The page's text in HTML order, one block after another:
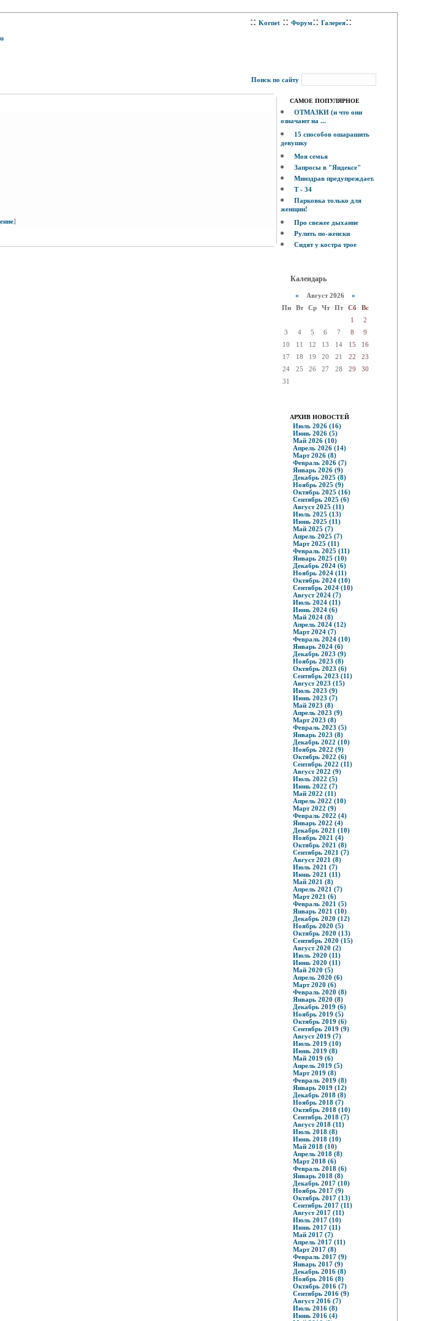
:: Kornet :: Форум:: Галерея::
Поиск по сайту
]
САМОЕ ПОПУЛЯРНОЕ
ОТМАЗКИ (и что они
означают на ...
15 способов ошарашить
девушку
Моя семья
Запросы в "Яндексе"
Минздрав предупреждает.
Т - 34
Парковка только для
женщин!
Про свежее дыхание
Рулить по-женски
Сидят у костра трое
Календарь
« Август 2026 »
Пн
Вт Ср Чт Пт Сб
Вс
1
2
3
4 5 6 7 8
9
10
11 12 13 14 15
16
17
18 19 20 21 22
23
24
25 26 27 28 29
30
31
АРХИВ НОВОСТЕЙ
Июль 2026 (16)
Июнь 2026 (5)
Май 2026 (10)
Апрель 2026 (14)
Март 2026 (8)
Февраль 2026 (7)
Январь 2026 (9)
Декабрь 2025 (8)
Ноябрь 2025 (9)
Октябрь 2025 (16)
Сентябрь 2025 (6)
Август 2025 (11)
Июль 2025 (13)
Июнь 2025 (11)
Май 2025 (7)
Апрель 2025 (7)
Март 2025 (11)
Февраль 2025 (11)
Январь 2025 (10)
Декабрь 2024 (6)
Ноябрь 2024 (11)
Октябрь 2024 (10)
Сентябрь 2024 (10)
Август 2024 (7)
Июль 2024 (11)
Июнь 2024 (6)
Май 2024 (8)
Апрель 2024 (12)
Март 2024 (7)
Февраль 2024 (10)
Январь 2024 (6)
Декабрь 2023 (9)
Ноябрь 2023 (8)
Октябрь 2023 (6)
Сентябрь 2023 (11)
Август 2023 (15)
Июль 2023 (9)
Июнь 2023 (7)
Май 2023 (8)
Апрель 2023 (9)
Март 2023 (8)
Февраль 2023 (5)
Январь 2023 (8)
Декабрь 2022 (10)
Ноябрь 2022 (9)
Октябрь 2022 (6)
Сентябрь 2022 (11)
Август 2022 (9)
Июль 2022 (5)
Июнь 2022 (7)
Май 2022 (11)
Апрель 2022 (10)
Март 2022 (9)
Февраль 2022 (4)
Январь 2022 (4)
Декабрь 2021 (10)
Ноябрь 2021 (4)
Октябрь 2021 (8)
Сентябрь 2021 (7)
Август 2021 (8)
Июль 2021 (7)
Июнь 2021 (11)
Май 2021 (8)
Апрель 2021 (7)
Март 2021 (6)
Февраль 2021 (5)
Январь 2021 (10)
Декабрь 2020 (12)
Ноябрь 2020 (5)
Октябрь 2020 (13)
Сентябрь 2020 (15)
Август 2020 (2)
Июль 2020 (11)
Июнь 2020 (11)
Май 2020 (5)
Апрель 2020 (6)
Март 2020 (6)
Февраль 2020 (8)
Январь 2020 (8)
Декабрь 2019 (6)
Ноябрь 2019 (5)
Октябрь 2019 (6)
Сентябрь 2019 (9)
Август 2019 (7)
Июль 2019 (10)
Июнь 2019 (8)
Май 2019 (6)
Апрель 2019 (5)
Март 2019 (8)
Февраль 2019 (8)
Январь 2019 (12)
Декабрь 2018 (8)
Ноябрь 2018 (7)
Октябрь 2018 (10)
Сентябрь 2018 (7)
Август 2018 (11)
Июль 2018 (8)
Июнь 2018 (10)
Май 2018 (10)
Апрель 2018 (8)
Март 2018 (6)
Февраль 2018 (6)
Январь 2018 (8)
Декабрь 2017 (10)
Ноябрь 2017 (9)
Октябрь 2017 (13)
Сентябрь 2017 (11)
Август 2017 (11)
Июль 2017 (10)
Июнь 2017 (11)
Май 2017 (7)
Апрель 2017 (11)
Март 2017 (8)
Февраль 2017 (9)
Январь 2017 (9)
Декабрь 2016 (8)
Ноябрь 2016 (8)
Октябрь 2016 (7)
Сентябрь 2016 (9)
Август 2016 (7)
Июль 2016 (8)
Июнь 2016 (4)